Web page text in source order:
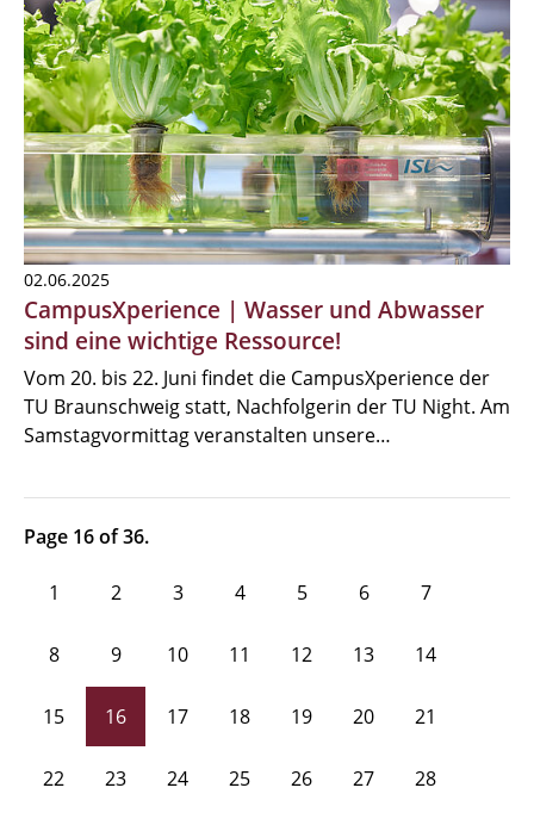
02.06.2025
CampusXperience | Wasser und Abwasser
sind eine wichtige Ressource!
Vom 20. bis 22. Juni findet die CampusXperience der
TU Braunschweig statt, Nachfolgerin der TU Night. Am
Samstagvormittag veranstalten unsere…
Page 16 of 36.
1 2 3 4 5 6 7
8 9 10 11 12 13 14
15 16 17 18 19 20 21
22 23 24 25 26 27 28